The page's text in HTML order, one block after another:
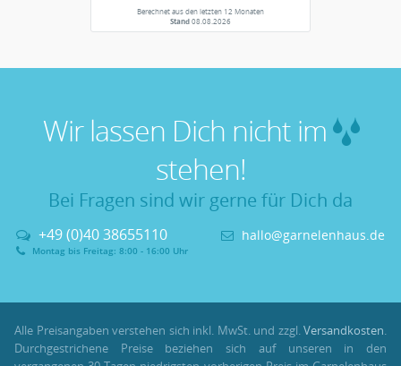
Berechnet aus den letzten 12 Monaten
Stand08.08.2026
Wir lassen Dich nicht im
stehen!
Bei Fragen sind wir gerne für Dich da
+49 (0)40 38655110
Montag bis Freitag: 8:00 - 16:00 Uhr
hallo@garnelenhaus.de
Alle Preisangaben verstehen sich inkl. MwSt. und zzgl.Versandkosten.
Durchgestrichene Preise beziehen sich auf unseren in den